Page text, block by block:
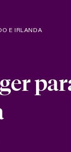
Risk & Resilience.
- Riesgos
y
ciberincidente
E IRLANDA